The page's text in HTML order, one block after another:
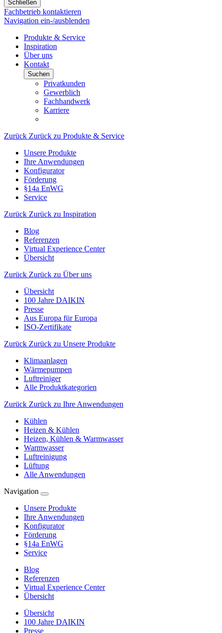
Schließen
Fachbetrieb kontaktieren
Navigation ein-/ausblenden
Produkte & Service
Inspiration
Über uns
Kontakt
Suchen
Privatkunden
Gewerblich
Fachhandwerk
Karriere
Zurück Zurück zu Produkte & Service
Unsere Produkte
Ihre Anwendungen
Konfigurator
Förderung
§14a EnWG
Service
Zurück Zurück zu Inspiration
Blog
Referenzen
Virtual Experience Center
Übersicht
Zurück Zurück zu Über uns
Übersicht
100 Jahre DAIKIN
Presse
Aus Europa für Europa
ISO-Zertifikate
Zurück Zurück zu Unsere Produkte
Klimaanlagen
Wärmepumpen
Luftreiniger
Alle Produktkategorien
Zurück Zurück zu Ihre Anwendungen
Kühlen
Heizen & Kühlen
Heizen, Kühlen & Warmwasser
Warmwasser
Luftreinigung
Lüftung
Alle Anwendungen
Navigation
Unsere Produkte
Ihre Anwendungen
Konfigurator
Förderung
§14a EnWG
Service
Blog
Referenzen
Virtual Experience Center
Übersicht
Übersicht
100 Jahre DAIKIN
Presse